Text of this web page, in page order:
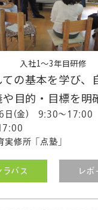
入社1～3年目研修
の基本を学び、
や目的・目標を明
日(金) 9:30～
修所「点塾」
ラバス レポ